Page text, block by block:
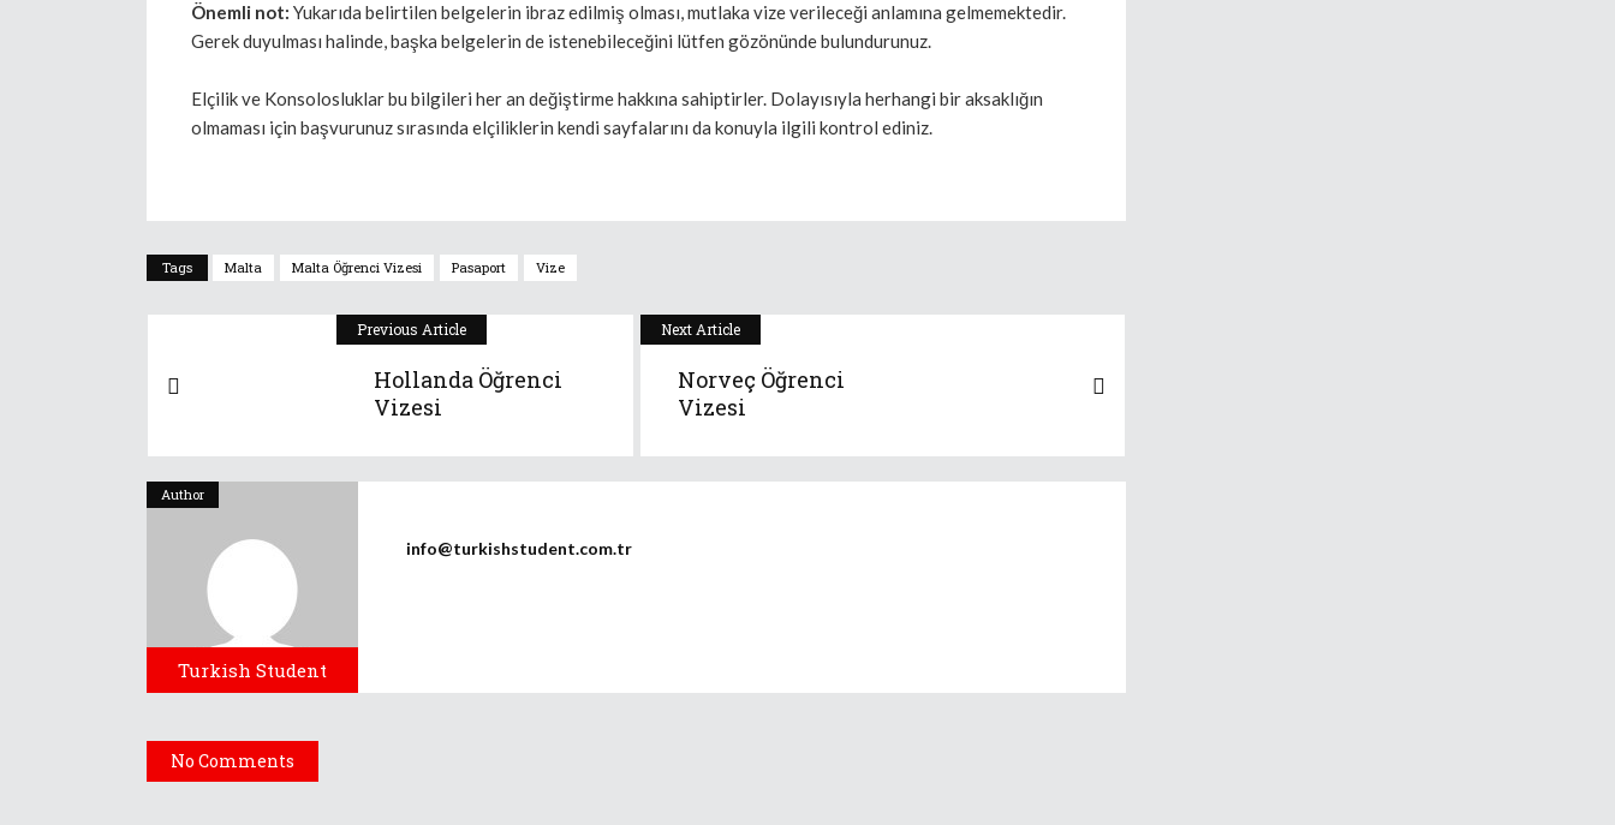
Önemli not: Yukarıda belirtilen belgelerin ibraz edilmiş olması, mutlaka vize verileceği anlamına gelmemektedir.
Gerek duyulması halinde, başka belgelerin de istenebileceğini lütfen gözönünde bulundurunuz.
Elçilik ve Konsolosluklar bu bilgileri her an değiştirme hakkına sahiptirler. Dolayısıyla herhangi bir aksaklığın
olmaması için başvurunuz sırasında elçiliklerin kendi sayfalarını da konuyla ilgili kontrol ediniz.
Tags Malta Malta Öğrenci Vizesi Pasaport Vize
Previous Article
Hollanda Öğrenci
Vizesi
Next Article
Norveç Öğrenci
Vizesi
Author
Turkish Student
info@turkishstudent.com.tr
No Comments